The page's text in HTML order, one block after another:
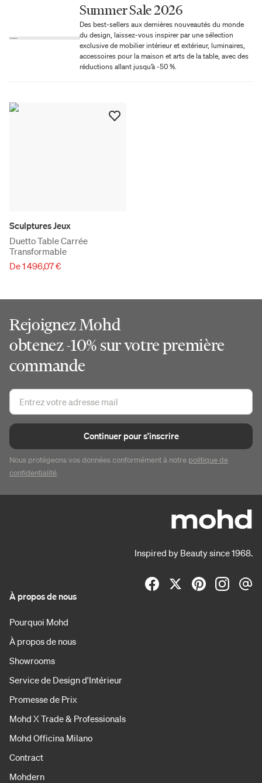
Summer Sale 2026
Des best-sellers aux dernières nouveautés du monde
du design, laissez-vous inspirer par une sélection
exclusive de mobilier intérieur et extérieur, luminaires,
accessoires pour la maison et arts de la table, avec des
réductions allant jusqu’à -50 %.
Sculptures Jeux
Duetto Table Carrée
Transformable
De 1 496,07 €
Rejoignez Mohd
obtenez -10% sur votre première
commande
Continuer pour s'inscrire
Nous protégeons vos données conformément à notre politique de
confidentialité.
Inspired by Beauty since 1968.
À propos de nous
Pourquoi Mohd
À propos de nous
Showrooms
Service de Design d'Intérieur
Promesse de Prix
Mohd X Trade & Professionals
Mohd Officina Milano
Contract
Mohdern